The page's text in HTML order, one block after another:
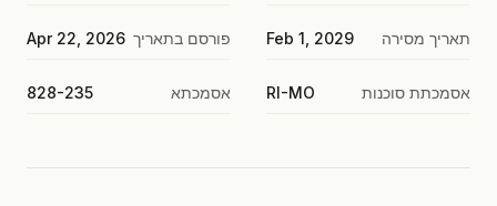
תאריך מסירה Feb 1, 2029 פורסם בתאריך Apr 22, 2026
אסמכתת סוכנות RI-MO אסמכתא 828-235